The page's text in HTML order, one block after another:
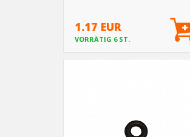
1.17 EUR
VORRÄTIG 6 ST.